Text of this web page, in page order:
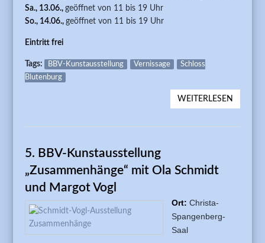
Sa., 13.06.,geöffnet von 11 bis 19 Uhr
So., 14.06.,geöffnet von 11 bis 19 Uhr
Eintritt frei
Tags: BBV-Kunstausstellung Vernissage
Schloss
Blutenburg
WEITERLESEN
5. BBV-Kunstausstellung
„Zusammenhänge“ mit Ola Schmidt
und Margot Vogl
Ort:Christa-
Spangenberg-
Saal